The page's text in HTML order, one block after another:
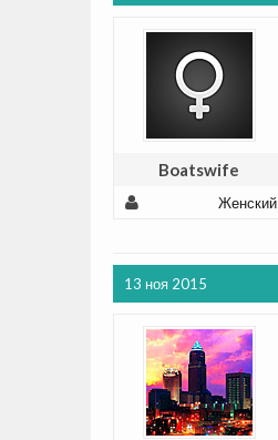
Boatswife
Женский
13 ноя 2015